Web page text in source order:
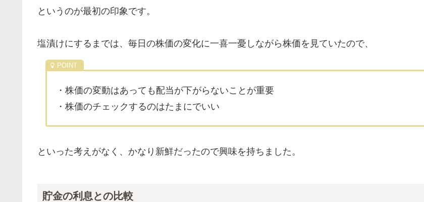
というのが最初の印象です。
塩漬けにするまでは、毎日の株価の変化に一喜一憂しながら株価を見ていたので、
・株価の変動はあっても配当が下がらないことが重要
・株価のチェックするのはたまにでいい
といった考えがなく、かなり新鮮だったので興味を持ちました。
貯金の利息との比較